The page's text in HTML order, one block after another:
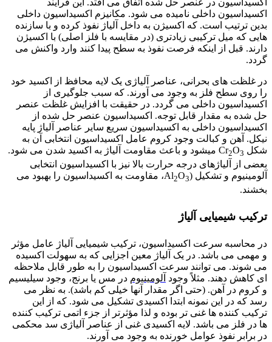
اکسیداسیون در عنصر حل شده اتفاق می افتد. این فرآیند
اکسیداسیون داخلی نامیده می شود. مکانیزم اکسیداسیون داخلی
بدین ترتیب است. که اکسیژن به داخل آلیاژ نفوذ کرده و با سازنده
هایی که میل ترکیبی زیادتری (در مقایسه با فلز اصلی) با اکسیژن
دارند. قبل از اینکه فرصت نفوذ به سطح پیدا کنند وارد واکنش می
گردد.
در غلظت های بحرانی، عناصر آلیاژی یک لایه محافظ از اکسید خود
را روی سطح فلز به وجود می آورند. که سبب جلوگیری از
اکسیداسیون داخلی می گردد. در حقیقت با افزایش غلظت عنصر
حل شده به مقدار قابل توجه. اکسیداسیون عنصر حل شده از
اکسیداسیون داخلی به اکسیداسیون سریع سایر عناصر آلیاژ پایه
نیکل. آهن و کبالت وجود کروم عامل اکسیداسیون انتخابی آن به
شکل Cr
2O3
میشود و باعث مقاومت آلیاژ به اکسید شدن می شود.
بعضی از آلیاژهای درجه حرارت بالا نیز با اکسیداسیون انتخابی
آلومینیوم و تشکیل (Al
2O3
، مقاومت به اکسیداسیون را بهبود می
بخشند.
ترکیب شیمیایی آلیاژ
در محاسبه سرعت اکسیداسیون، ترکیب شیمیایی آلیاژ عامل مؤثر
و مهمی می باشد. در یک آلیاژ معین اجزایی که به سهولت اکسیده
می شوند. می توانند سرعت اکسیداسیون را به طور قابل ملاحظه
ای کاهش دهند. مثلاً وجود آلومینیوم در مس یا برنج، وجود سیلیسیم
و کروم در آهن. (حتی اگر مقدار آنها خیلی کم باشد). به نظر می
رسد که در این نمونه ابتدا اکسیدی تشکیل می شود. که از این
ترکیب کننده ها غنی تر بوده و لذا مؤثرتر از جزء اتمی ترکیب کننده
ها در فلز می باشد. لایه اکسیدی غنی از عناصر آلیاژی سد محکمی
در برابر نفوذ عوامل خورنده به وجود می آورند.